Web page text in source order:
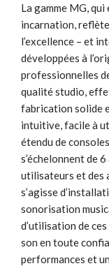
La gamme MG,
incarnation,
l’excellence – et
développées à
professionnelles
qualité studio,
fabrication solide
intuitive, facile à
étendu de
s’échelonnent de
utilisateurs et des
s’agisse
sonorisation
d’utilisation de
son en toute
performances et